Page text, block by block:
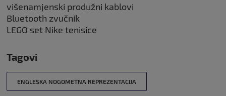
višenamjenski produžni kablovi
Bluetooth zvučnik
LEGO set Nike tenisice
Tagovi
ENGLESKA NOGOMETNA REPREZENTACIJA